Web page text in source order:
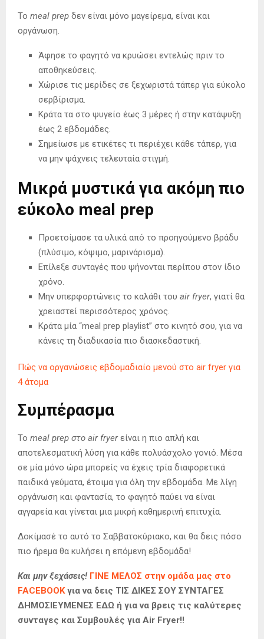
Το meal prep δεν είναι μόνο μαγείρεμα, είναι και
οργάνωση.
Άφησε το φαγητό να κρυώσει εντελώς πριν το
αποθηκεύσεις.
Χώρισε τις μερίδες σε ξεχωριστά τάπερ για εύκολο
σερβίρισμα.
Κράτα τα στο ψυγείο έως 3 μέρες ή στην κατάψυξη
έως 2 εβδομάδες.
Σημείωσε με ετικέτες τι περιέχει κάθε τάπερ, για
να μην ψάχνεις τελευταία στιγμή.
Μικρά μυστικά για ακόμη πιο
εύκολο meal prep
Προετοίμασε τα υλικά από το προηγούμενο βράδυ
(πλύσιμο, κόψιμο, μαρινάρισμα).
Επίλεξε συνταγές που ψήνονται περίπου στον ίδιο
χρόνο.
Μην υπερφορτώνεις το καλάθι του air fryer, γιατί θα
χρειαστεί περισσότερος χρόνος.
Κράτα μία “meal prep playlist” στο κινητό σου, για να
κάνεις τη διαδικασία πιο διασκεδαστική.
Πώς να οργανώσεις εβδομαδιαίο μενού στο air fryer για
4 άτομα
Συμπέρασμα
Το meal prep στο air fryerείναι η πιο απλή και
αποτελεσματική λύση για κάθε πολυάσχολο γονιό. Μέσα
σε μία μόνο ώρα μπορείς να έχεις τρία διαφορετικά
παιδικά γεύματα, έτοιμα για όλη την εβδομάδα. Με λίγη
οργάνωση και φαντασία, το φαγητό παύει να είναι
αγγαρεία και γίνεται μια μικρή καθημερινή επιτυχία.
Δοκίμασέ το αυτό το Σαββατοκύριακο, και θα δεις πόσο
πιο ήρεμα θα κυλήσει η επόμενη εβδομάδα!
Και μην ξεχάσεις! ΓΙΝΕ ΜΕΛΟΣ στην ομάδα μας στο
FACEBOOKγια να δεις ΤΙΣ ΔΙΚΕΣ ΣΟΥ ΣΥΝΤΑΓΕΣ
ΔΗΜΟΣΙΕΥΜΕΝΕΣ ΕΔΩ ή για να βρεις τις καλύτερες
συνταγες και Συμβουλές για Air Fryer!!